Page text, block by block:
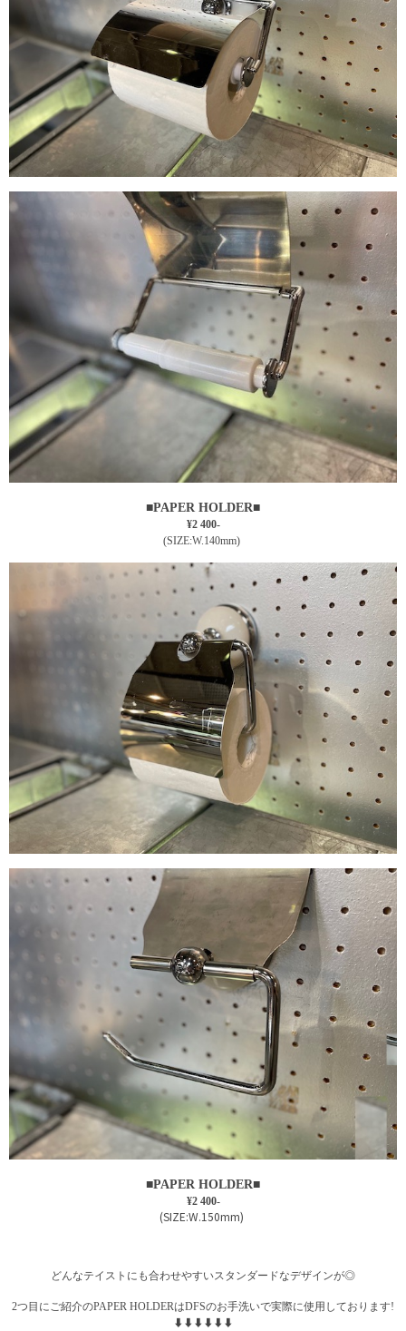
■PAPER HOLDER■
¥2 400-
(SIZE:W.140mm)
■PAPER HOLDER■
¥2 400-
(SIZE:W.150mm)
どんなテイストにも合わせやすいスタンダードなデザインが◎
2つ目にご紹介のPAPER HOLDERはDFSのお手洗いで実際に使用しております!
⬇︎⬇︎⬇︎⬇︎⬇︎⬇︎